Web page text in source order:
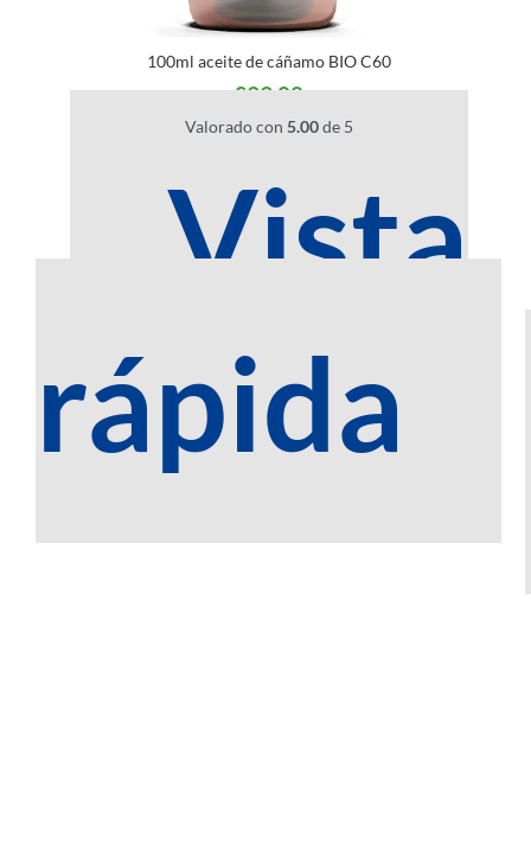
100ml aceite de cáñamo BIO C60
£39.00
Valorado con 5.00de 5
Vista
rápida